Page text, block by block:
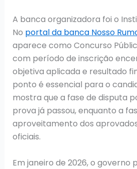
A banca organizadora foi o
No portal da banca Nosso
aparece como Concurso
com período de inscrição
objetiva aplicada e resultado
ponto é essencial para o
mostra que a fase de disputa
prova já passou, enquanto a
aproveitamento dos
oficiais.
Em janeiro de 2026, o governo